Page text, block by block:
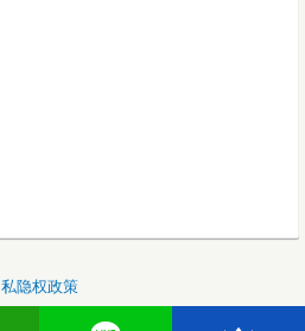
私隐权政策